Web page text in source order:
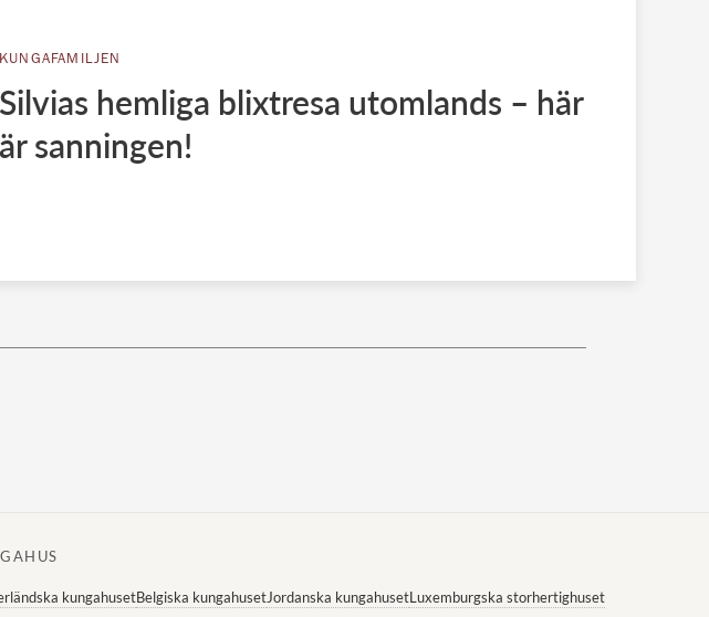
KUNGAFAMILJEN
Silvias hemliga blixtresa utomlands – här
är sanningen!
kungahusetBelgiska kungahusetJordanska kungahusetLuxemburgska storhertighuset